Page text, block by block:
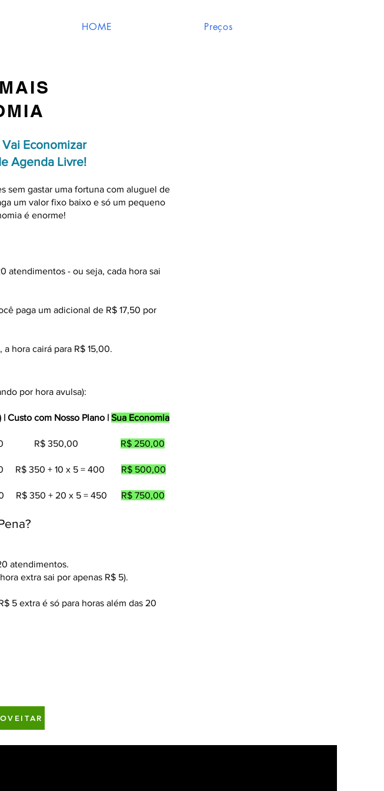
HOME Preços
Economizar
Agenda Livre!
sem gastar uma fortuna com aluguel de
um valor fixo baixo e só um pequeno
é enorme!
atendimentos - ou seja, cada hora sai
paga um adicional de R$ 17,50 por
hora cairá para R$ 15,00.
por hora avulsa):
Custo com Nosso Plano | Sua Economia
600,00 R$ 350,00 R$ 250,00
R$ 350 + 10 x 5 = 400 R$ 500,00
R$ 350 + 20 x 5 = 450 R$ 750,00
atendimentos.
extra sai por apenas R$ 5).
5 extra é só para horas além das 20